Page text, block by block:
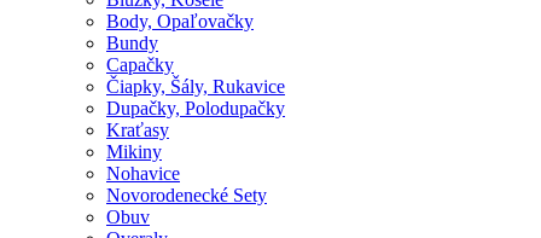
Body, Opaľovačky
Bundy
Capačky
Čiapky, Šály, Rukavice
Dupačky, Polodupačky
Kraťasy
Mikiny
Nohavice
Novorodenecké Sety
Obuv